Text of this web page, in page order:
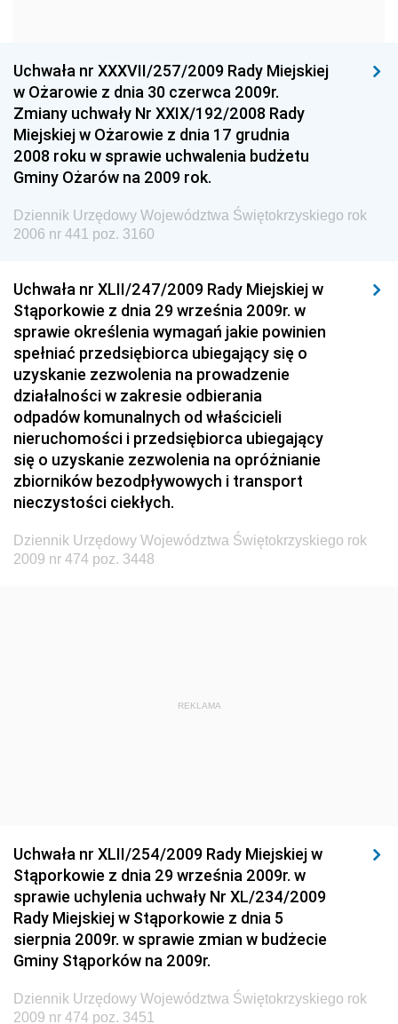
Dziennik Urzędowy Ministra Gospodarki
Dziennik Urzędowy Urzędu Ochrony Konkurencji i
Konsumentów
Dziennik Urzędowy Ministra Pracy i Polityki
Społecznej
Dziennik Urzędowy Urzędu Lotnictwa Cywilnego
Dziennik Urzędowy Ministerstwa Hutnictwa i
Przemysłu Maszynowego
Dziennik Urzędowy Ministerstwa Zdrowia i Opieki
Społecznej
Dziennik Urzędowy Ministerstwa Rolnictwa, Leśnictwa
i Gospodarki Żywnościowej
Dziennik Urzędowy Ministra Spraw Wewnętrznych
Dziennik Urzędowy Ministra Transportu, Budownictwa
i Gospodarki Morskiej
Dziennik Urzędowy Ministra Administracji i Cyfryzacji
Dziennik Urzędowy Głównego Inspektora Ochrony
Dziennik Urzędowy Ministra Budownictwa i Przemysłu
Środowiska
Dziennik Urzędowy Ministerstwa Administracji,
Gospodarki Terenowej i Ochrony Środowiska
Dziennik Urzędowy Ministerstwa Administracji i
Gospodarki Przestrzennej
Dziennik Urzędowy Unii Europejskiej, L
Dziennik Urzędowy Ministerstwa Komunikacji
Uchwała nr XXXVII/257/2009 Rady Miejskiej
w Ożarowie z dnia 30 czerwca 2009r.
Zmiany uchwały Nr XXIX/192/2008 Rady
Miejskiej w Ożarowie z dnia 17 grudnia
2008 roku w sprawie uchwalenia budżetu
Gminy Ożarów na 2009 rok.
Dziennik Urzędowy Województwa Świętokrzyskiego rok
2006 nr 441 poz. 3160
Uchwała nr XLII/247/2009 Rady Miejskiej w
Stąporkowie z dnia 29 września 2009r. w
sprawie określenia wymagań jakie powinien
spełniać przedsiębiorca ubiegający się o
uzyskanie zezwolenia na prowadzenie
działalności w zakresie odbierania
odpadów komunalnych od właścicieli
nieruchomości i przedsiębiorca ubiegający
się o uzyskanie zezwolenia na opróżnianie
zbiorników bezodpływowych i transport
nieczystości ciekłych.
Dziennik Urzędowy Województwa Świętokrzyskiego rok
2009 nr 474 poz. 3448
REKLAMA
Uchwała nr XLII/254/2009 Rady Miejskiej w
Stąporkowie z dnia 29 września 2009r. w
sprawie uchylenia uchwały Nr XL/234/2009
Rady Miejskiej w Stąporkowie z dnia 5
sierpnia 2009r. w sprawie zmian w budżecie
Gminy Stąporków na 2009r.
Dziennik Urzędowy Województwa Świętokrzyskiego rok
2009 nr 474 poz. 3451